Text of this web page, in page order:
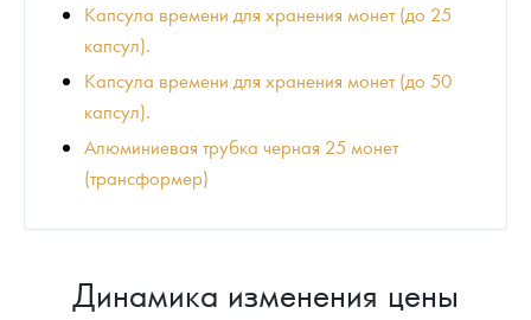
Капсула времени для хранения монет (до 25
капсул).
Капсула времени для хранения монет (до 50
капсул).
Алюминиевая трубка черная 25 монет
(трансформер)
Динамика изменения цены